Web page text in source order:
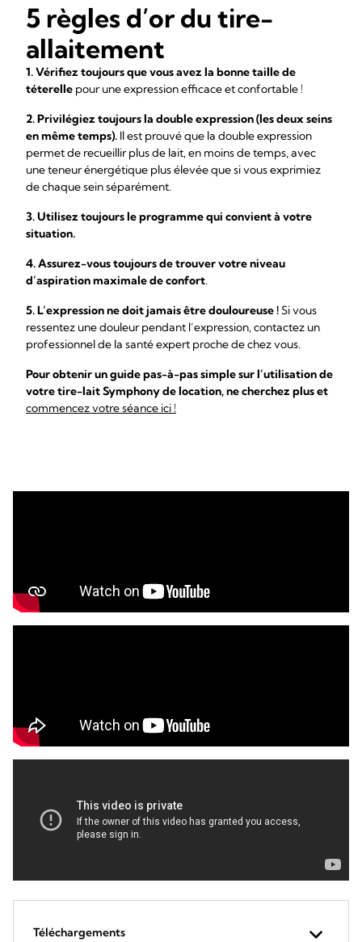
5 règles d’or du tire-
allaitement
1. Vérifiez toujours que vous avez la bonne taille de
téterelle pour une expression efficace et confortable !
2. Privilégiez toujours la double expression (les deux seins
en même temps). Il est prouvé que la double expression
permet de recueillir plus de lait, en moins de temps, avec
une teneur énergétique plus élevée que si vous exprimiez
de chaque sein séparément.
3. Utilisez toujours le programme qui convient à votre
situation.
4. Assurez-vous toujours de trouver votre niveau
d’aspiration maximale de confort.
5. L’expression ne doit jamais être douloureuse !Si vous
ressentez une douleur pendant l’expression, contactez un
professionnel de la santé expert proche de chez vous.
Pour obtenir un guide pas-à-pas simple sur l’utilisation de
votre tire-lait Symphony de location, ne cherchez plus et
commencez votre séance ici !
Téléchargements